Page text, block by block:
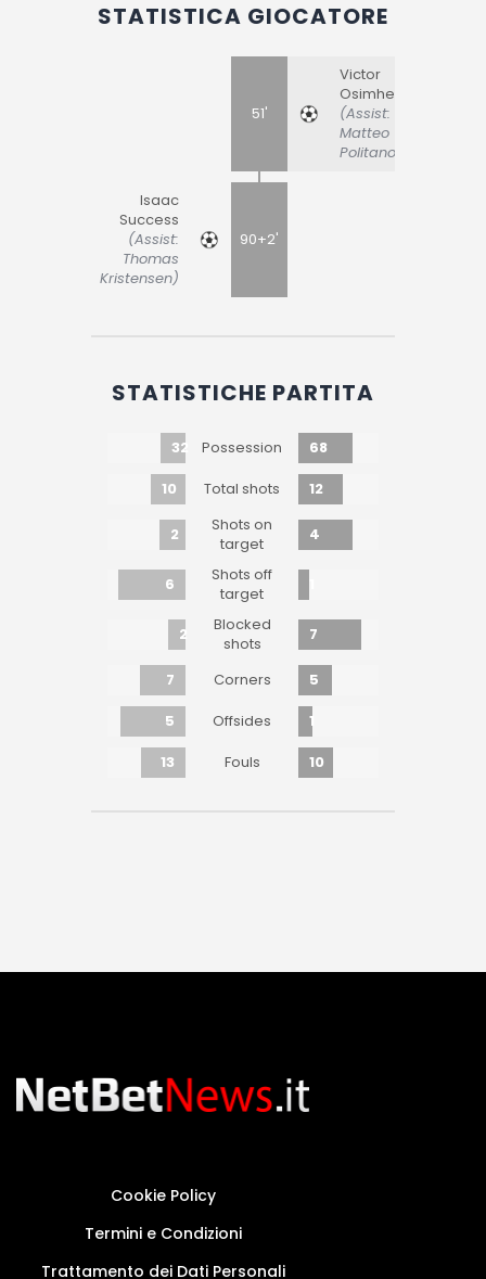
STATISTICA GIOCATORE
51'
Victor
Osimhen
(Assist:
Matteo
Politano)
Isaac
Success
(Assist:
Thomas
Kristensen)
90+2'
STATISTICHE PARTITA
32 Possession
68
10
Total shots 12
2
Shots on
target
4
6
Shots off
target
2
Blocked
shots
7
7 Corners
5
5
Offsides
1
13
Fouls 10
Cookie Policy
Termini e Condizioni
Trattamento dei Dati Personali